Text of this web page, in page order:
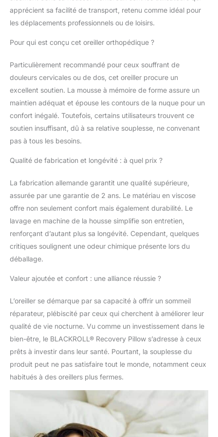
sac de voyage fourni
pour économiser de
toujours avec vous en
mémoire de forme :
fabriqué en mousse à
mémoire de forme
l'oreiller cervical
s'adapte à la position
naturelle du sommeil et
CONTENU DU COLIS :
RECOVERY PILLOW
SET, oreiller
ergonomique avec
housse de coussin
résistante à la saleté et
housse de coussin
Climate
supplémentaire, taie
cm, fabriqué en
apprécient sa facilité de transport, retenu comme idéal pour
les déplacements professionnels ou de loisirs.
Pour qui est conçu cet oreiller orthopédique ?
Particulièrement recommandé pour ceux souffrant de
douleurs cervicales ou de dos, cet oreiller procure un
excellent soutien. La mousse à mémoire de forme assure un
maintien adéquat et épouse les contours de la nuque pour un
confort inégalé. Toutefois, certains utilisateurs trouvent ce
soutien insuffisant, dû à sa relative souplesse, ne convenant
pas à tous les besoins.
Qualité de fabrication et longévité : à quel prix ?
La fabrication allemande garantit une qualité supérieure,
assurée par une garantie de 2 ans. Le matériau en viscose
offre non seulement confort mais également durabilité. Le
lavage en machine de la housse simplifie son entretien,
renforçant d’autant plus sa longévité. Cependant, quelques
critiques soulignent une odeur chimique présente lors du
déballage.
Valeur ajoutée et confort : une alliance réussie ?
L’oreiller se démarque par sa capacité à offrir un sommeil
réparateur, plébiscité par ceux qui cherchent à améliorer leur
qualité de vie nocturne. Vu comme un investissement dans le
bien-être, le BLACKROLL® Recovery Pillow s’adresse à ceux
prêts à investir dans leur santé. Pourtant, la souplesse du
produit peut ne pas satisfaire tout le monde, notamment ceux
habitués à des oreillers plus fermes.